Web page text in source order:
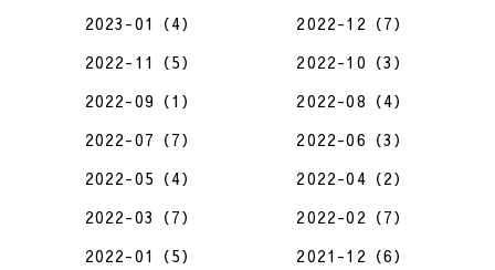
2023-01（4）
2022-12（7）
2022-11（5）
2022-10（3）
2022-09（1）
2022-08（4）
2022-07（7）
2022-06（3）
2022-05（4）
2022-04（2）
2022-03（7）
2022-02（7）
2022-01（5）
2021-12（6）